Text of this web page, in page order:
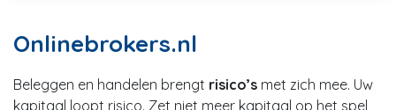
Onlinebrokers.nl
Beleggen en handelen brengt risico’s met zich mee. Uw
kapitaal loopt risico. Zet niet meer kapitaal op het spel